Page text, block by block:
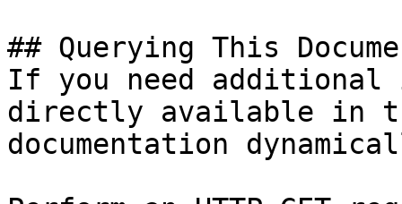
## Querying This
If you need
directly available in
documentation